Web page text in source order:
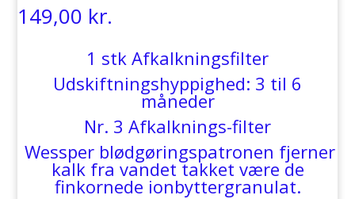
149,00 kr.
1 stk Afkalkningsfilter
Udskiftningshyppighed: 3 til 6
måneder
Nr. 3 Afkalknings-filter
Wessper blødgøringspatronen fjerner
kalk fra vandet takket være de
finkornede ionbyttergranulat.